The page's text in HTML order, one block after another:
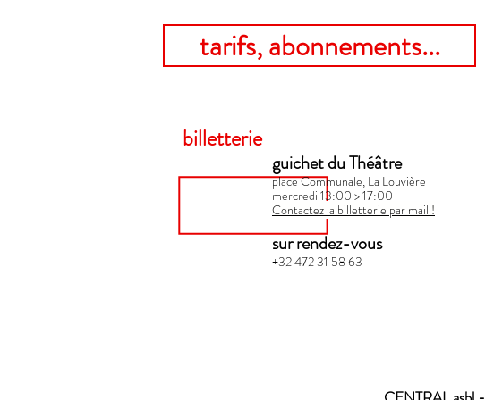
tarifs, abonnements...
guichet du Théâtre
place Communale, La Louvière
mercredi 13:00 > 17:00​
Contactez la billetterie par mail !
sur rendez-vous
+32 472 31 58 63
billetterie